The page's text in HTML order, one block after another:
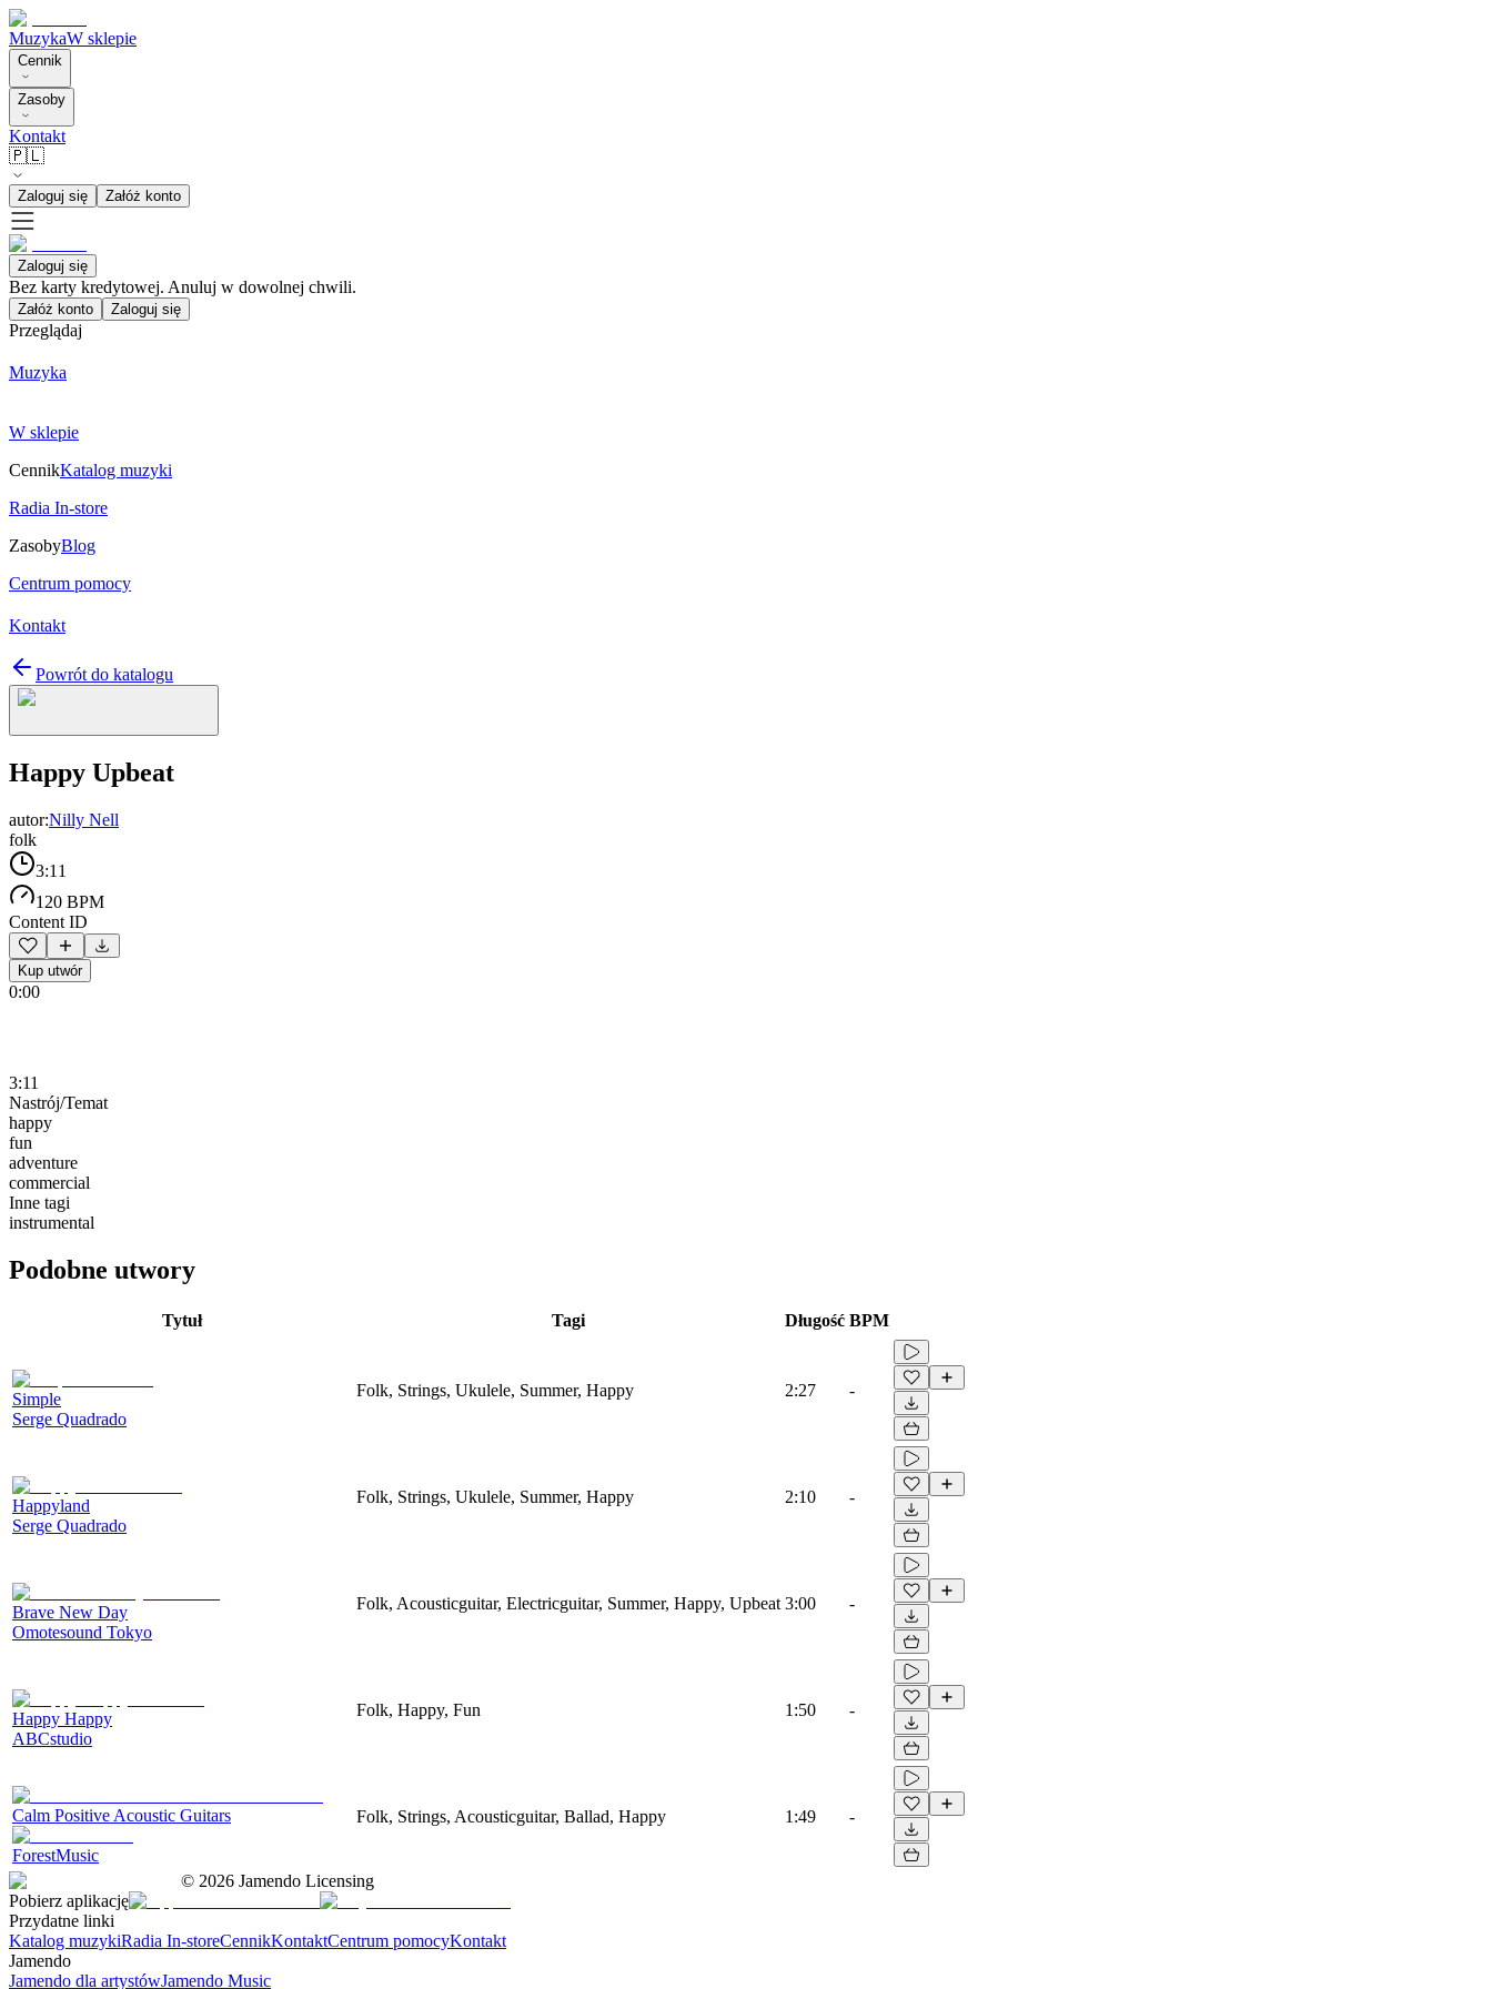
MuzykaW sklepie
Cennik
Zasoby
Kontakt
🇵🇱
Zaloguj się Załóż konto
Zaloguj się
Bez karty kredytowej. Anuluj w dowolnej chwili.
Załóż konto Zaloguj się
Przeglądaj
Muzyka
W sklepie
CennikKatalog muzyki
Radia In-store
ZasobyBlog
Centrum pomocy
Kontakt
Powrót do katalogu
Happy Upbeat
autor:Nilly Nell
folk
3:11
120 BPM
Content ID
Kup utwór
0:00
3:11
Nastrój/Temat
happy
fun
adventure
commercial
Inne tagi
instrumental
Podobne utwory
Tytuł Tagi Długość BPM
Simple
Serge Quadrado
Folk, Strings, Ukulele, Summer, Happy 2:27 -
Happyland
Serge Quadrado
Folk, Strings, Ukulele, Summer, Happy 2:10 -
Brave New Day
Omotesound Tokyo
Folk, Acousticguitar, Electricguitar, Summer, Happy, Upbeat 3:00 -
Happy Happy
ABCstudio
Folk, Happy, Fun 1:50 -
Calm Positive Acoustic Guitars
ForestMusic
Folk, Strings, Acousticguitar, Ballad, Happy 1:49 -
© 2026 Jamendo Licensing
Pobierz aplikację
Przydatne linki
Katalog muzykiRadia In-storeCennikKontaktCentrum pomocyKontakt
Jamendo
Jamendo dla artystówJamendo Music